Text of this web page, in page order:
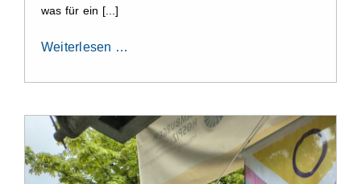
was für ein [...]
Weiterlesen …